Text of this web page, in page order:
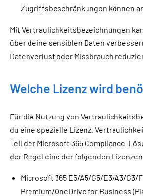
Zugriffsbeschränkungen können
Mit Vertraulichkeitsbezeichnungen
über deine sensiblen Daten
Datenverlust oder Missbrauch
Welche Lizenz wird
Für die Nutzung von
du eine spezielle Lizenz.
Teil der Microsoft 365 Compliance-
der Regel eine der folgenden
Microsoft 365 E5/A5/G5/E3/A3/G3/
Premium/OneDrive for Business